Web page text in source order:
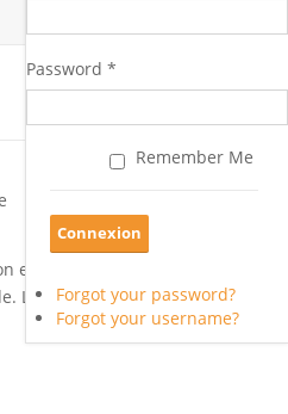
Password *
Remember Me
Forgot your password?
Forgot your username?
et
La